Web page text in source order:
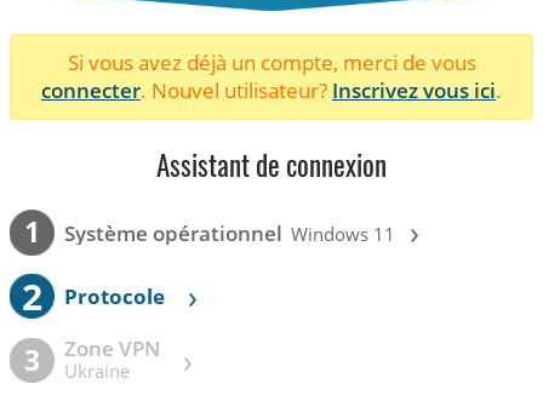
Si vous avez déjà un compte, merci de vous
connecter. Nouvel utilisateur? Inscrivez vous ici.
Assistant de connexion
1 Système opérationnel Windows 11 ›
2 Protocole ›
3 Zone VPN
Ukraine ›